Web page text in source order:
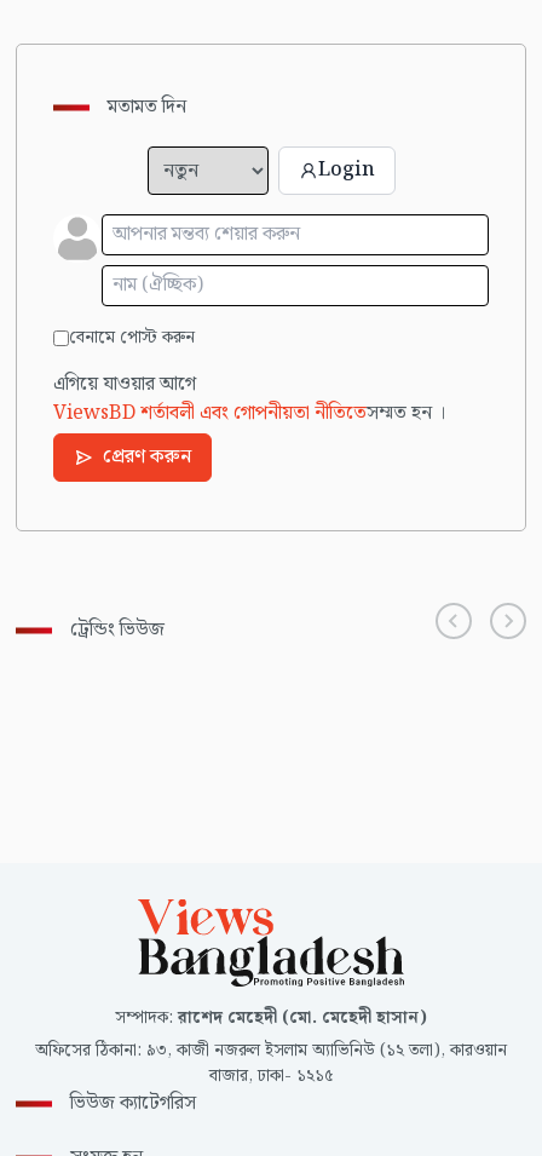
মতামত দিন
Login
বেনামে পোস্ট করুন
এগিয়ে যাওয়ার আগে
ViewsBD শর্তাবলী এবং গোপনীয়তা নীতিতেসম্মত হন ।
প্রেরণ করুন
ট্রেন্ডিং ভিউজ
সম্পাদক:রাশেদ মেহেদী (মো. মেহেদী হাসান)
অফিসের ঠিকানা: ৯৩, কাজী নজরুল ইসলাম অ্যাভিনিউ (১২ তলা), কারওয়ান
বাজার, ঢাকা- ১২১৫
ভিউজ ক্যাটেগরিস